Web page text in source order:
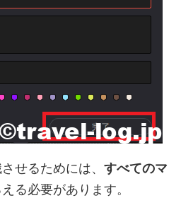
せるためには、 すべてのマ
る必要があります。